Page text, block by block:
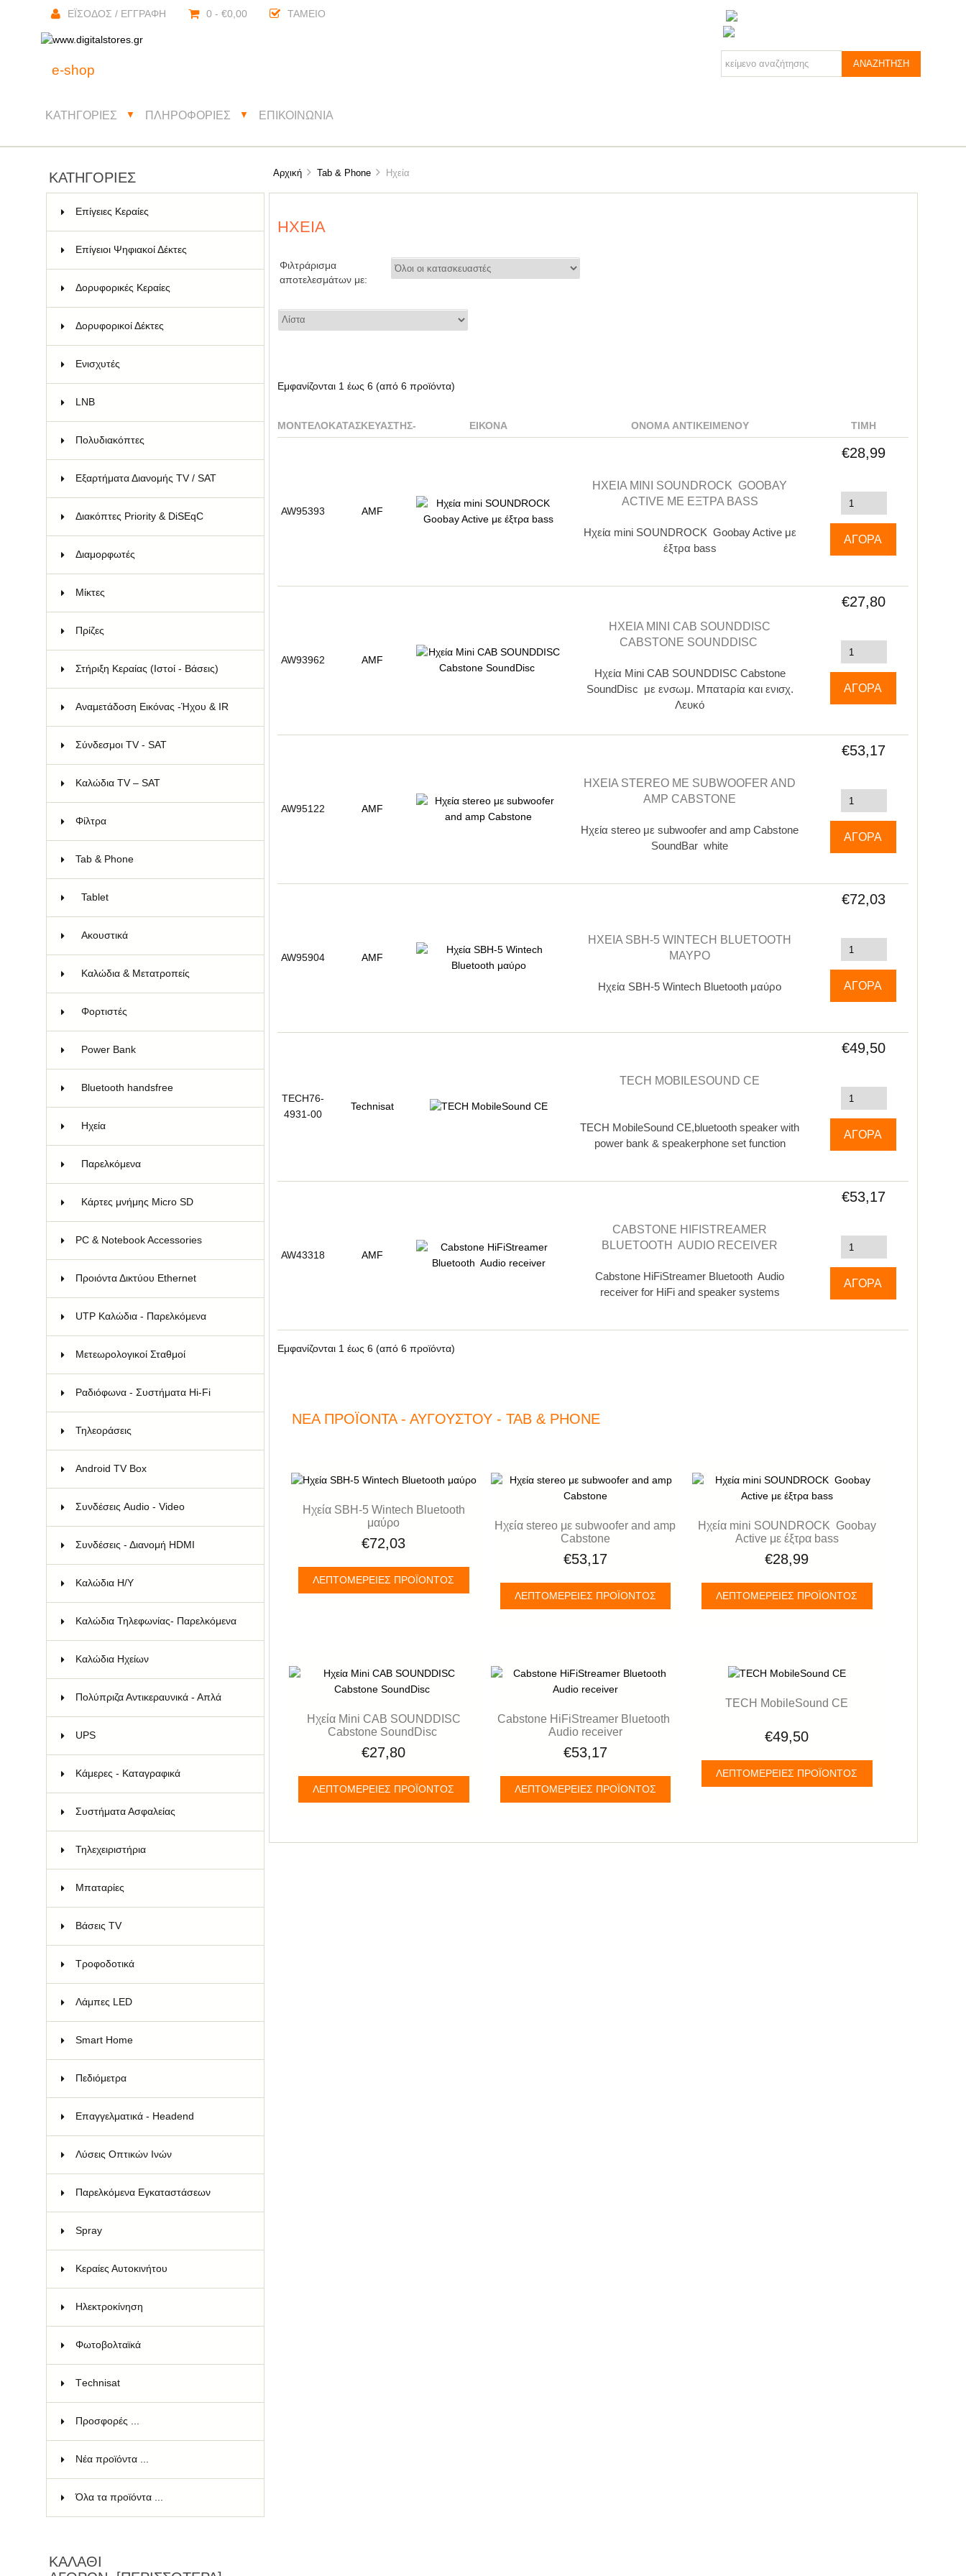
ΈΙΣΟΔΟΣ / ΕΓΓΡΑΦΉ 0 - €0,00 ΤΑΜΕΊΟ
e-shop
ΚΑΤΗΓΟΡΊΕΣ ▼ ΠΛΗΡΟΦΟΡΊΕΣ ▼ ΕΠΙΚΟΙΝΩΝΊΑ
ΚΑΤΗΓΟΡΊΕΣ
Επίγειες Κεραίες
Επίγειοι Ψηφιακοί Δέκτες
Δορυφορικές Κεραίες
Δορυφορικοί Δέκτες
Ενισχυτές
LNB
Πολυδιακόπτες
Εξαρτήματα Διανομής TV / SAT
Διακόπτες Priority & DiSEqC
Διαμορφωτές
Μίκτες
Πρίζες
Στήριξη Κεραίας (Ιστοί - Βάσεις)
Αναμετάδοση Εικόνας -Ήχου & IR
Σύνδεσμοι TV - SAT
Καλώδια TV – SAT
Φίλτρα
Tab & Phone
Tablet
Ακουστικά
Καλώδια & Μετατροπείς
Φορτιστές
Power Bank
Bluetooth handsfree
Hχεία
Παρελκόμενα
Κάρτες μνήμης Micro SD
PC & Notebook Accessories
Προιόντα Δικτύου Ethernet
UTP Καλώδια - Παρελκόμενα
Μετεωρολογικοί Σταθμοί
Ραδιόφωνα - Συστήματα Hi-Fi
Τηλεοράσεις
Android TV Box
Συνδέσεις Audio - Video
Συνδέσεις - Διανομή HDMI
Καλώδια Η/Υ
Kαλώδια Τηλεφωνίας- Παρελκόμενα
Καλώδια Ηχείων
Πολύπριζα Αντικεραυνικά - Απλά
UPS
Κάμερες - Καταγραφικά
Συστήματα Ασφαλείας
Τηλεχειριστήρια
Μπαταρίες
Bάσεις TV
Τροφοδοτικά
Λάμπες LED
Smart Home
Πεδιόμετρα
Επαγγελματικά - Headend
Λύσεις Οπτικών Ινών
Παρελκόμενα Εγκαταστάσεων
Spray
Κεραίες Αυτοκινήτου
Ηλεκτροκίνηση
Φωτοβολταϊκά
Τechnisat
Προσφορές ...
Νέα προϊόντα ...
Όλα τα προϊόντα ...
ΚΑΛΆΘΙ
Αρχική Tab & Phone Hχεία
HΧΕΊΑ
Φιλτράρισμα
αποτελεσμάτων με:
Εμφανίζονται 1 έως 6(από 6προϊόντα)
ΜΟΝΤΈΛΟΚΑΤΑΣΚΕΥΑΣΤΉΣ- ΕΙΚΌΝΑ ΌΝΟΜΑ ΑΝΤΙΚΕΙΜΈΝΟΥ ΤΙΜΉ
AW95393 AMF
ΗΧΕΊΑ MINI SOUNDROCK GOOBAY
ACTIVE ΜΕ ΈΞΤΡΑ BASS
Ηχεία mini SOUNDROCK Goobay Active με
έξτρα bass
€28,99
AW93962 AMF
ΗΧΕΊΑ MINI CAB SOUNDDISC
CABSTONE SOUNDDISC
Ηχεία Mini CAB SOUNDDISC Cabstone
SoundDisc με ενσωμ. Μπαταρία και ενισχ.
Λευκό
€27,80
AW95122 AMF
ΗΧΕΊΑ STEREO ΜΕ SUBWOOFER AND
AMP CABSTONE
Ηχεία stereo με subwoofer and amp Cabstone
SoundBar white
€53,17
AW95904 AMF
ΗΧΕΊΑ SBH-5 WINTECH BLUETOOTH
ΜΑΎΡΟ
Ηχεία SBH-5 Wintech Bluetooth μαύρο
€72,03
TECH76-
4931-00
Technisat
TECH MOBILESOUND CE
TECH MobileSound CE,bluetooth speaker with
power bank & speakerphone set function
€49,50
AW43318 AMF
CABSTONE HIFISTREAMER
BLUETOOTH AUDIO RECEIVER
Cabstone HiFiStreamer Bluetooth Audio
receiver for HiFi and speaker systems
€53,17
Εμφανίζονται 1 έως 6(από 6προϊόντα)
ΝΈΑ ΠΡΟΪΌΝΤΑ - ΑΥΓΟΎΣΤΟΥ - TAB & PHONE
Ηχεία SBH-5 Wintech Bluetooth
μαύρο
€72,03
ΛΕΠΤΟΜΈΡΕΙΕΣ ΠΡΟΪΌΝΤΟΣ
Ηχεία stereo με subwoofer and amp
Cabstone
€53,17
ΛΕΠΤΟΜΈΡΕΙΕΣ ΠΡΟΪΌΝΤΟΣ
Ηχεία mini SOUNDROCK Goobay
Active με έξτρα bass
€28,99
ΛΕΠΤΟΜΈΡΕΙΕΣ ΠΡΟΪΌΝΤΟΣ
Ηχεία Mini CAB SOUNDDISC
Cabstone SoundDisc
€27,80
ΛΕΠΤΟΜΈΡΕΙΕΣ ΠΡΟΪΌΝΤΟΣ
Cabstone HiFiStreamer Bluetooth
Audio receiver
€53,17
ΛΕΠΤΟΜΈΡΕΙΕΣ ΠΡΟΪΌΝΤΟΣ
TECH MobileSound CE
€49,50
ΛΕΠΤΟΜΈΡΕΙΕΣ ΠΡΟΪΌΝΤΟΣ